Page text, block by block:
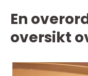
En
oversikt